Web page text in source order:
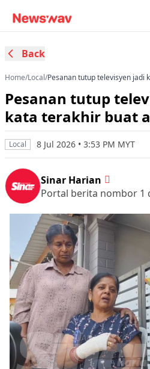
Back
Home/Local/Pesanan tutup televisyen jadi
Pesanan tutup
kata terakhir buat
Local 8 Jul 2026 • 3:53 PM MYT
Sinar Harian
Portal berita nombor 1